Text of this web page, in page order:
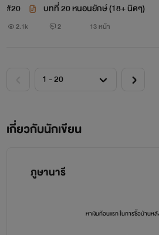
Professional Sex เกมส์เซ็ก
#20 บทที่ 20 หนอนยักษ์ (18+ นิดๆ)
2.1k 2 13 หน้า
เกี่ยวกับนักเขียน
ภูษานารี
หาเงินก้อนแรก ในการซื้อบ้านหลั